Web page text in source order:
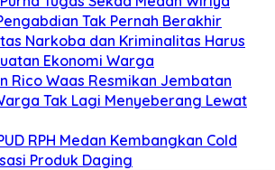
Tak Pernah Berakhir
Narkoba dan Kriminalitas Harus
Ekonomi Warga
Rico Waas Resmikan Jembatan
Tak Lagi Menyeberang Lewat
RPH Medan Kembangkan Cold
Produk Daging